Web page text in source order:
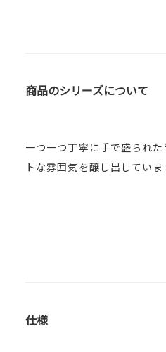
商品のシリーズについて
一つ一つ丁寧に手で盛られ
トな雰囲気を醸し出していま
仕様